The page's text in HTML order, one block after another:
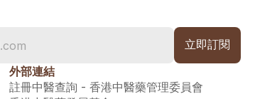
外部連結
註冊中醫查詢 - 香港中醫藥管理委員會